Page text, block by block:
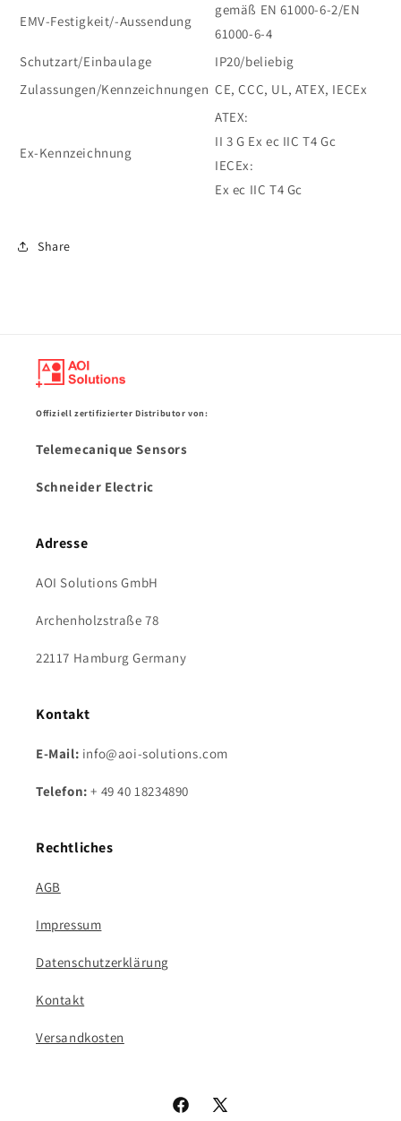
EMV-Festigkeit/-Aussendung
gemäß EN 61000-6-2/EN
61000-6-4
Schutzart/Einbaulage
IP20/beliebig
Zulassungen/Kennzeichnungen CE, CCC, UL, ATEX, IECEx
Ex-Kennzeichnung
ATEX:
II 3 G Ex ec IIC T4 Gc
IECEx:
Ex ec IIC T4 Gc
Share
Offiziell zertifizierter Distributor von:
Telemecanique Sensors
Schneider Electric
Adresse
AOI Solutions GmbH
Archenholzstraße 78
22117 Hamburg Germany
Kontakt
E-Mail: info@aoi-solutions.com
Telefon:+ 49 40 18234890
Rechtliches
AGB
Impressum
Datenschutzerklärung
Kontakt
Versandkosten
Facebook
X